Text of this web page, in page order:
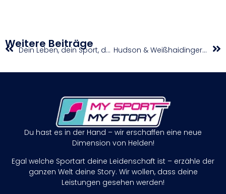
Weitere Beiträge Dein Leben, dein Sport, deine Zeit… Hudson & Weißhaidinger: Zurück im Trainings-Alltag
Du hast es in der Hand – wir erschaffen eine neue
Dimension von Helden!
Egal welche Sportart deine Leidenschaft ist – erzähle der
ganzen Welt deine Story. Wir wollen, dass deine
Leistungen gesehen werden!